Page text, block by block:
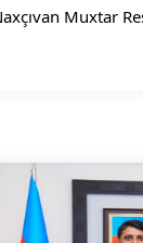
Muxtar